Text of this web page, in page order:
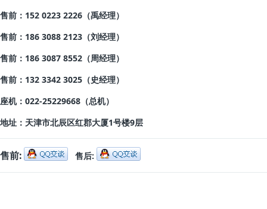
售前：152 0223 2226（禹经理）
售前： 186 3088 2123（刘经理）
售前：186 3087 8552 （周经理）
售前：132 3342 3025 （史经理）
座机：022-25229668 （总机）
地址： 天津市北辰区红郡大厦1号楼9层
售前: 售后: